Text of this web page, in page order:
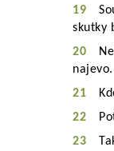
19
skutky
20
najevo.
21
22
23